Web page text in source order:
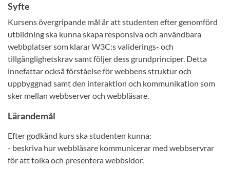
Syfte
Kursens övergripande mål är att studenten efter genomförd
utbildning ska kunna skapa responsiva och användbara
webbplatser som klarar W3C:s validerings- och
tillgänglighetskrav samt följer dess grundprinciper. Detta
innefattar också förståelse för webbens struktur och
uppbyggnad samt den interaktion och kommunikation som
sker mellan webbserver och webbläsare.
Lärandemål
Efter godkänd kurs ska studenten kunna:
- beskriva hur webbläsare kommunicerar med webbservrar
för att tolka och presentera webbsidor.